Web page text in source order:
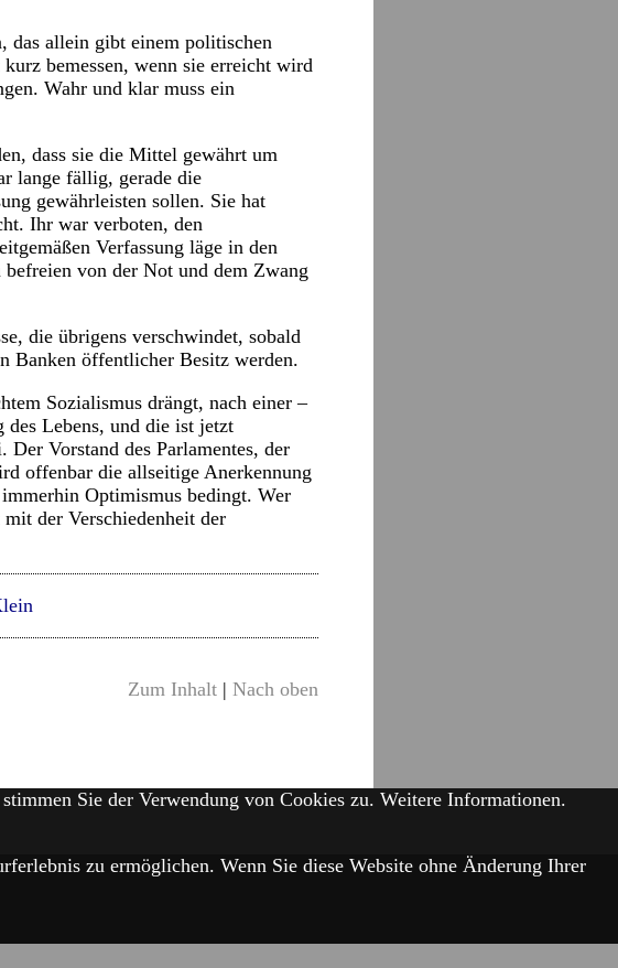
das allein gibt einem politischen
bemessen, wenn sie erreicht wird
Wahr und klar muss ein
dass sie die Mittel gewährt um
lange fällig, gerade die
gewährleisten sollen. Sie hat
Ihr war verboten, den
Verfassung läge in den
von der Not und dem Zwang
die übrigens verschwindet, sobald
Banken öffentlicher Besitz werden.
Sozialismus drängt, nach einer –
Lebens, und die ist jetzt
Vorstand des Parlamentes, der
offenbar die allseitige Anerkennung
Optimismus bedingt. Wer
der Verschiedenheit der
Zum Inhalt | Nach oben
Sie der Verwendung von Cookies zu. Weitere Informationen.
zu ermöglichen. Wenn Sie diese Website ohne Änderung Ihrer